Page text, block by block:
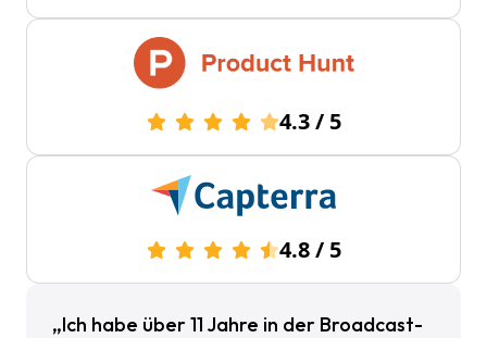
4.3/ 5
4.8/ 5
„Ich habe über 11 Jahre in der Broadcast-